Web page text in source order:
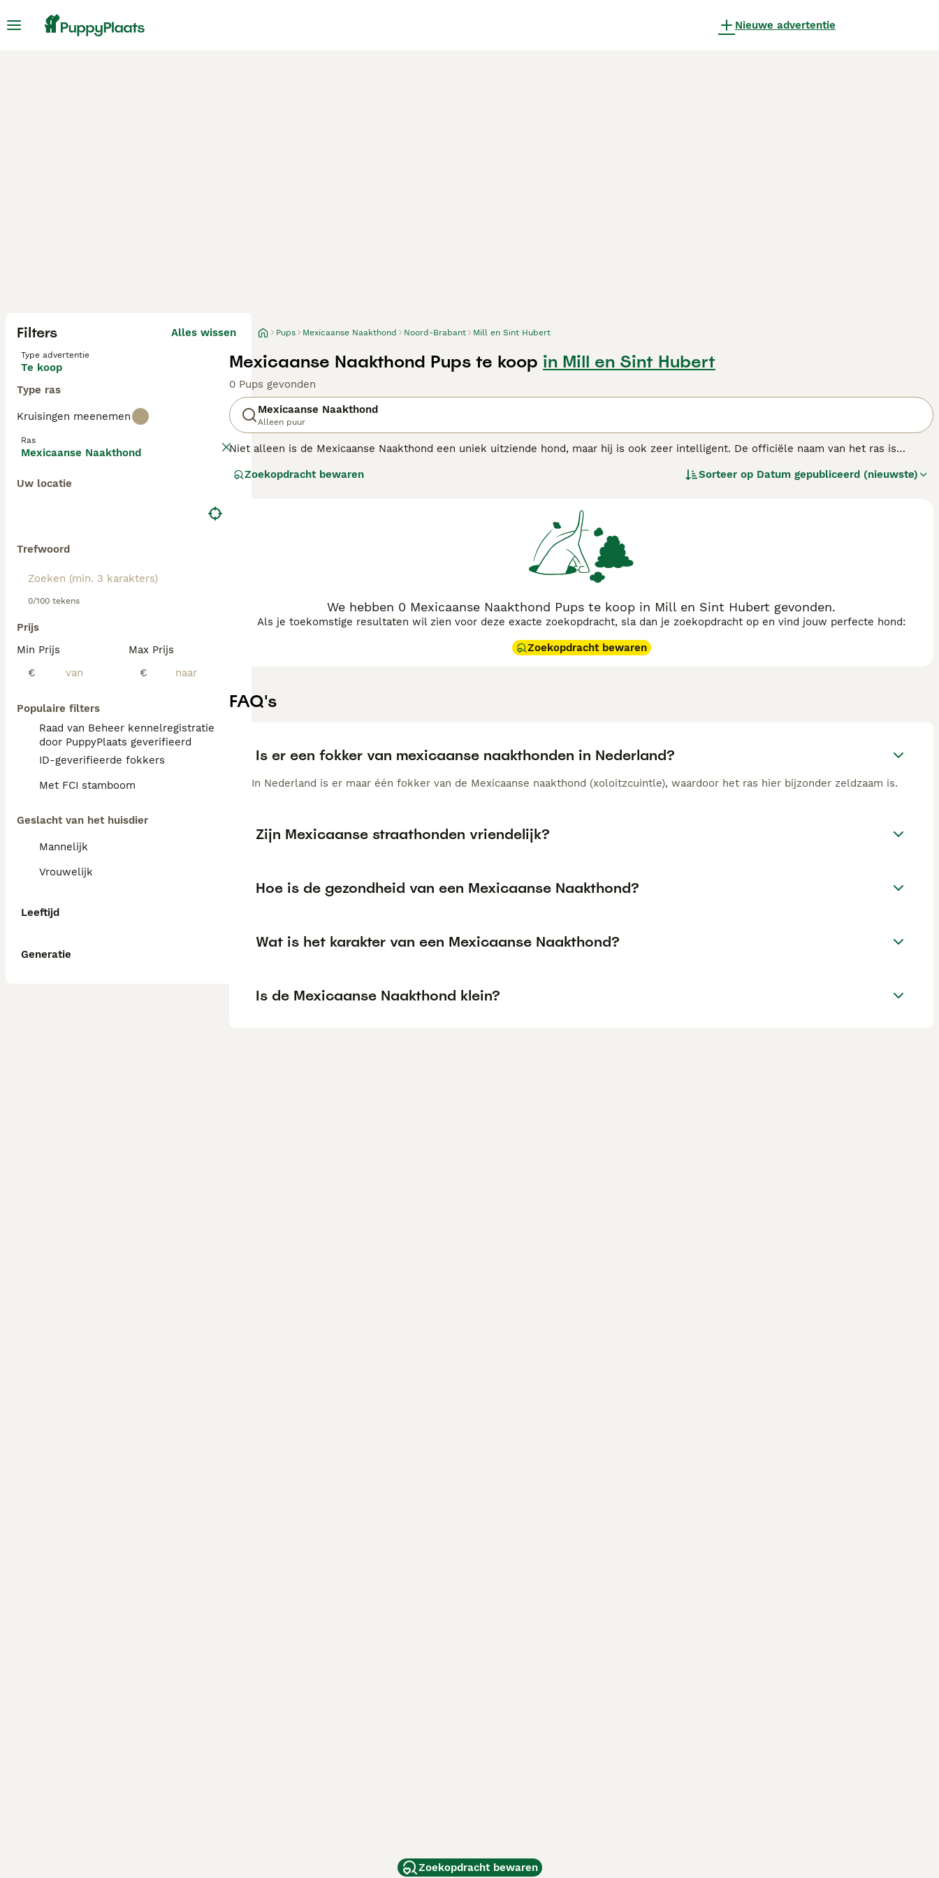
Nieuwe advertentie
Filters Alles wissen
Type advertentie
Te koop
Type ras
Kruisingen meenemen
Ras
Mexicaanse Naakthond
Uw locatie
Trefwoord
0/100 tekens
Prijs
Min Prijs
€
Max Prijs
€
Populaire filters
Raad van Beheer kennelregistratie
door PuppyPlaats geverifieerd
ID-geverifieerde fokkers
Met FCI stamboom
Geslacht van het huisdier
Mannelijk
Vrouwelijk
Leeftijd
Generatie
Pups Mexicaanse Naakthond Noord-Brabant Mill en Sint Hubert
Mexicaanse Naakthond Pups te koop in Mill en Sint Hubert
0 Pups gevonden
Mexicaanse Naakthond
Alleen puur
Niet alleen is de Mexicaanse Naakthond een uniek uitziende hond, maar hij is ook zeer intelligent. De officiële naam van het ras is
hebben deze charmante honden plukjes haar op hun hoofd, staart en poten. De Mexicaanse Naakthond is een loyale, aanhankelijke en
voor informatie over dit hondenras.
Zoekopdracht bewaren Sorteer op Datum gepubliceerd (nieuwste)
We hebben 0 Mexicaanse Naakthond Pups te koop in Mill en Sint Hubert gevonden.
Als je toekomstige resultaten wil zien voor deze exacte zoekopdracht, sla dan je zoekopdracht op en vind jouw perfecte hond:
Zoekopdracht bewaren
FAQ's
Is er een fokker van mexicaanse naakthonden in Nederland?
In Nederland is er maar één fokker van de Mexicaanse naakthond (xoloitzcuintle), waardoor het ras hier bijzonder zeldzaam is.
Zijn Mexicaanse straathonden vriendelijk?
Hoe is de gezondheid van een Mexicaanse Naakthond?
Wat is het karakter van een Mexicaanse Naakthond?
Is de Mexicaanse Naakthond klein?
Zoekopdracht bewaren